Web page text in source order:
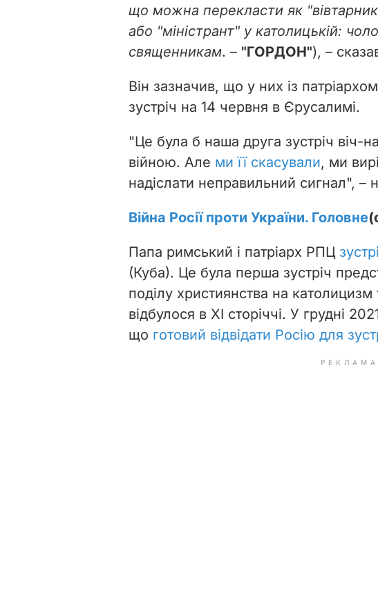
що можна перекласти як
або "міністрант" у католицькій:
священникам. – "ГОРДОН"), –
Він зазначив, що у них із
зустріч на 14 червня в Єрусалимі.
"Це була б наша друга зустріч віч-
війною. Але ми її скасували, ми
надіслати неправильний сигнал", –
Війна Росії проти України. Головне
Папа римський і патріарх РПЦ
(Куба). Це була перша зустріч
поділу християнства на
відбулося в XI сторіччі. У грудні
що готовий відвідати Росію для
РЕКЛАМА